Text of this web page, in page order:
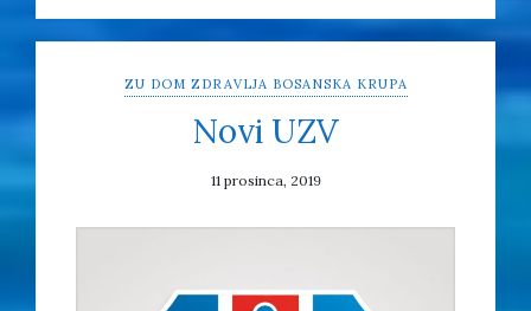
ZU DOM ZDRAVLJA BOSANSKA KRUPA
Novi UZV
11 prosinca, 2019